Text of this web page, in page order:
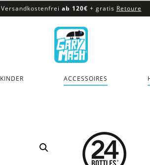
Versandkostenfrei ab 120€ + gratis Retoure
Versandkostenfreiab 120€
KINDER ACCESSOIRES